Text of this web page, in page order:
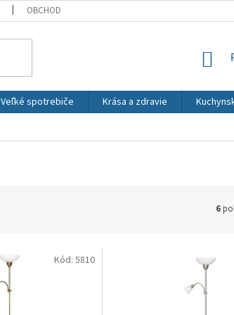
OBCHODNÉ PODMIENKY OCHRANA
Veľké spotrebiče Krása a zdravie
6
Kód: 5810